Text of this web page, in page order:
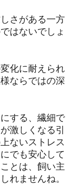
さがある一方
はないでしょ
化に耐えられ
ならではの深
する、繊細で
激しくなる引
ないストレス
でも安心して
とは、飼い主
れませんね。